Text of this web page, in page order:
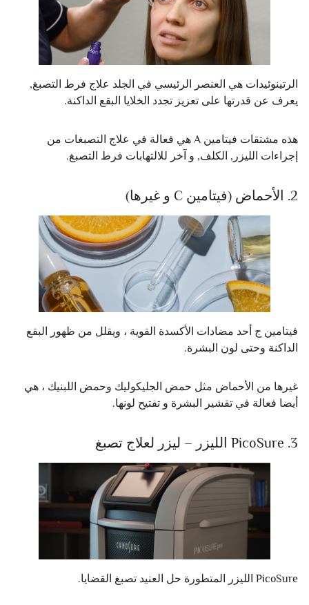
الرتينوئيدات هي العنصر الرئيسي في الجلد علاج فرط التصبغ,
يعرف عن قدرتها على تعزيز تجدد الخلايا البقع الداكنة.
هذه مشتقات فيتامين A هي فعالة في علاج التصبغات من
إجراءات الليزر, الكلف, و آخر للالتهابات فرط التصبغ.
2. الأحماض (فيتامين C و غيرها)
فيتامين ج أحد مضادات الأكسدة القوية ، ويقلل من ظهور البقع
الداكنة وحتى لون البشرة.
غيرها من الأحماض مثل حمض الجليكوليك وحمض اللبنيك ، هي
أيضا فعالة في تقشير البشرة و تفتيح لونها.
3. PicoSure الليزر – ليزر لعلاج تصبغ
PicoSure الليزر المتطورة حل العنيد تصبغ القضايا.